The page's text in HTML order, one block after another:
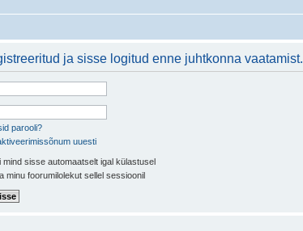
ja sisse logitud enne juhtkonna vaatamist.
parooli?
uuesti
mind sisse automaatselt igal külastusel
minu foorumilolekut sellel sessioonil